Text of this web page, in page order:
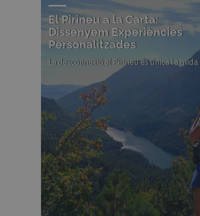
El Pirineu a la Carta:
Dissenyem Experiències
Personalitzades
La desconnexió al Pirineu és única i a mida.